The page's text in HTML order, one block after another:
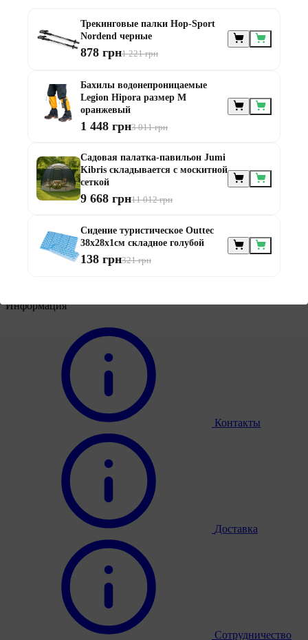
назначению
Мебель для беседки
Мебель для дачи
Мебель для террасы
Информация
Контакты
Доставка
Сотрудничество
Трекинговые палки Hop-Sport
Nordend черные
878 грн1 221 грн
Бахилы водонепроницаемые
Legion Hipora размер М
оранжевый
1 448 грн3 011 грн
Садовая палатка-павильон Jumi
Kibris складывается с москитной
сеткой
9 668 грн11 012 грн
Сидение туристическое Outtec
38x28x1см складное голубой
138 грн321 грн